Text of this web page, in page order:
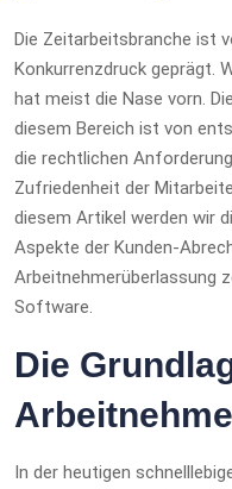
Die Zeitarbeitsbranche ist
Konkurrenzdruck geprägt.
hat meist die Nase vorn.
diesem Bereich ist von
die rechtlichen
Zufriedenheit der
diesem Artikel werden wir
Aspekte der Kunden-
Arbeitnehmerüberlassung
Software.
Die
In der heutigen